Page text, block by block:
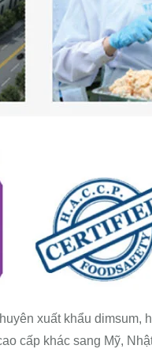
xuất khẩu dimsum,
cấp khác sang Mỹ,